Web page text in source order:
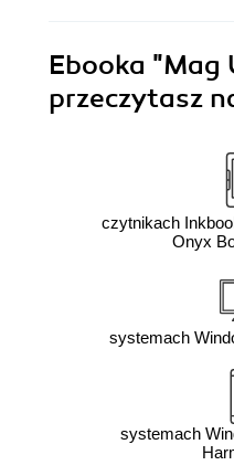
Ebooka "Mag
przeczytasz
czytnikach
Onyx
systemach
systemach